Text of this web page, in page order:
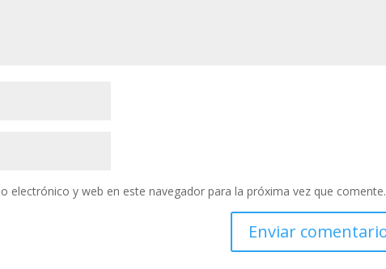
electrónico y web en este navegador para la próxima vez que comente.